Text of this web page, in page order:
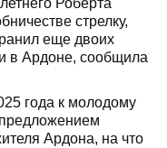
Роберта
стрелку,
еще двоих
в Ардоне, сообщила
года к молодому
Ардона, на что